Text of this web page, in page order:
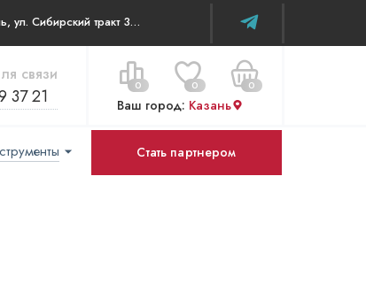
г. Казань, ул. Сибирский тракт 34В/к2 офис 315
связи
37 21
0 0 0
Цена за все:
Перейти в корзину
Ваш город: Казань
Стать партнером